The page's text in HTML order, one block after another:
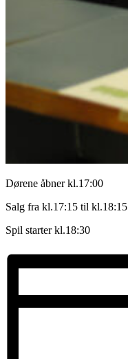
Dørene åbner kl.17:00
Salg fra kl.17:15 til kl.18:15
Spil starter kl.18:30